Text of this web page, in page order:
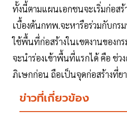
ทั้งนี้ตามแผนเอกชนจะเริ่มก่อสร้
เบื้องต้นกทพ.จะหารือร่วมกับกร
ใช้พื้นที่ก่อสร้างในเขตงานของก
จะนำร่องเข้าพื้นที่แรกได้ คือ ช่
ภิเษกก่อน ถือเป็นจุดก่อสร้างที่ย
ข่าวที่เกี่ยวข้อง